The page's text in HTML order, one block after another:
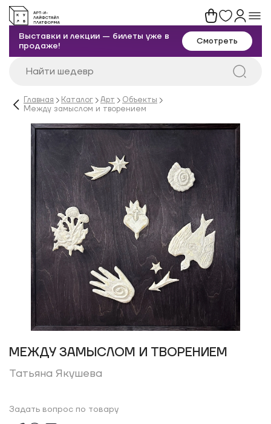
Выставки и лекции — билеты уже в
продаже!
Смотреть
Главная Каталог Арт
Объекты
Между замыслом и творением
МЕЖДУ ЗАМЫСЛОМ И ТВОРЕНИЕМ
Татьяна Якушева
Задать вопрос по товару